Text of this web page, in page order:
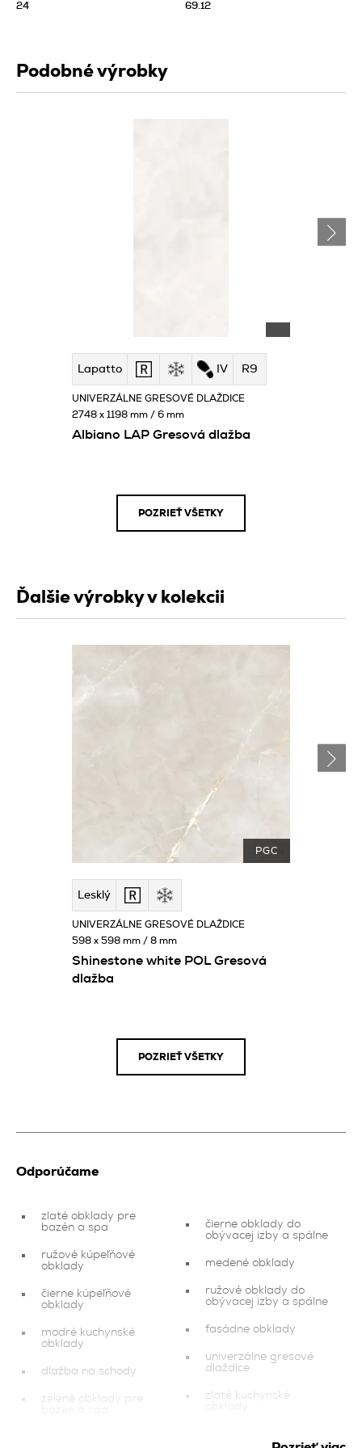
24 69.12
Podobné výrobky
Lapatto IV R9
Albiano LAP Gresová dlažba
UNIVERZÁLNE GRESOVÉ DLAŽDICE
2748 x 1198 mm / 6 mm
POZRIEŤ VŠETKY
Ďalšie výrobky v kolekcii
PGC
Lesklý
Shinestone white POL Gresová
dlažba
UNIVERZÁLNE GRESOVÉ DLAŽDICE
598 x 598 mm / 8 mm
POZRIEŤ VŠETKY
Odporúčame
zlaté obklady pre
bazén a spa
ružové kúpeľňové
obklady
čierne kúpeľňové
obklady
modré kuchynské
obklady
dlažba na schody
zelené obklady pre
čierne obklady do
obývacej izby a spálne
medené obklady
ružové obklady do
obývacej izby a spálne
fasádne obklady
univerzálne gresové
dlaždice
zlaté kuchynské